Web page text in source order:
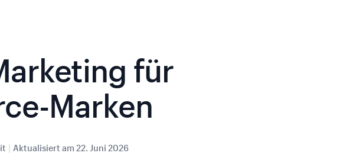
für
Marken
| Aktualisiert am 22. Juni 2026